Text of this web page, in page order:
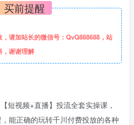
买前提醒
请加站长的微信号：QvQ888688，站
，谢谢理解
短视频+直播】投流全套实操课，
能正确的玩转千川付费投放的各种